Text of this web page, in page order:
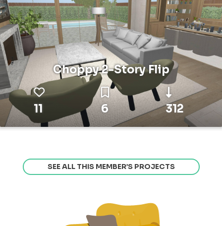
Choppy 2-Story Flip
11 6 312
SEE ALL THIS MEMBER’S PROJECTS